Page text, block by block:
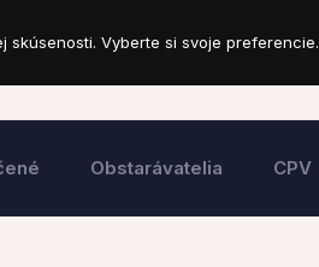
Obstarávatelia CPV
skúsenosti. Vyberte si svoje preferencie.